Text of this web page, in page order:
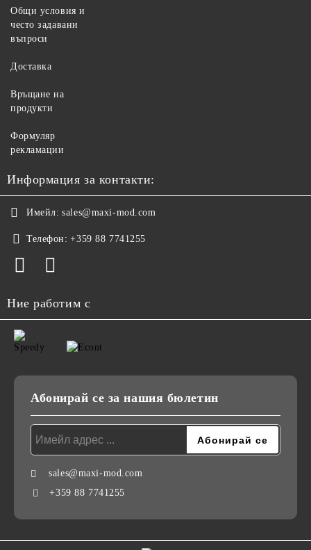
Общи условия и
често задавани
въпроси
Доставка
Връщане на
продукти
Формуляр
рекламации
Информация за контакти:
Имейл: sales@maxi-mod.com
Телефон: +359 88 7741255
Ние работим с
Абонирай се за нашия бюлетин
sales@maxi-mod.com
+359 88 7741255